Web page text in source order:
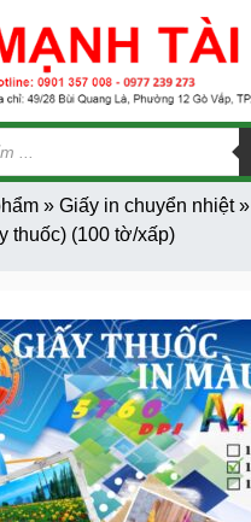
» Giấy in chuyển nhiệt»
thuốc) (100 tờ/xấp)